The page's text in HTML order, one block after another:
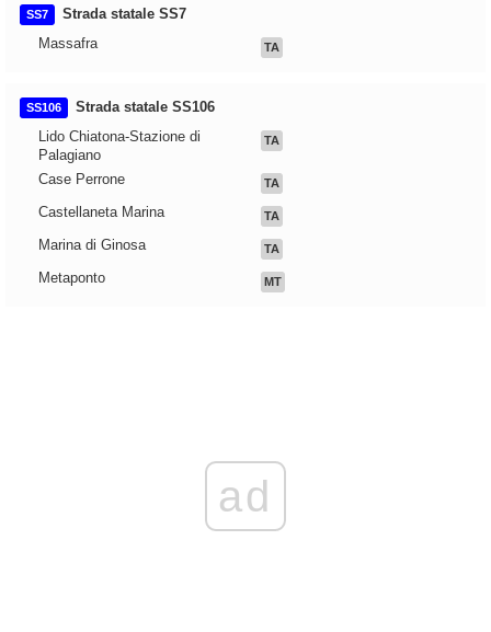
SS7
Strada statale SS7
Massafra
TA
SS106
Strada statale SS106
Lido Chiatona-Stazione di
Palagiano
TA
Case Perrone TA
Castellaneta Marina TA
Marina di Ginosa TA
Metaponto MT
ad